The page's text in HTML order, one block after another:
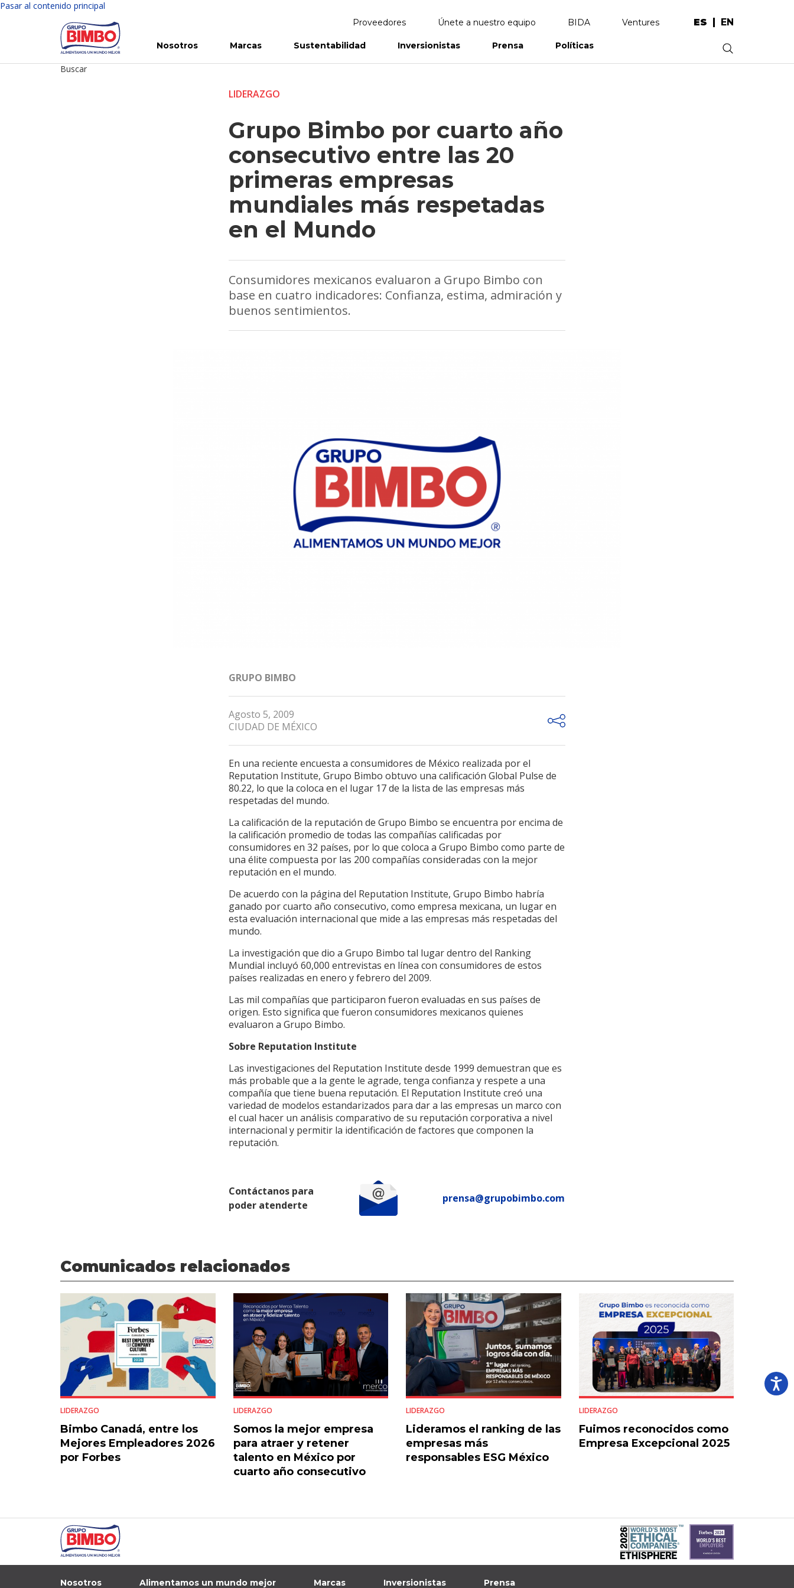
Pasar al contenido principal
Proveedores Únete a nuestro equipo BIDA Ventures ES EN
Nosotros Marcas Sustentabilidad Inversionistas Prensa Políticas
Buscar
.
LIDERAZGO
Grupo Bimbo por cuarto año
consecutivo entre las 20
primeras empresas
mundiales más respetadas
en el Mundo
Consumidores mexicanos evaluaron a Grupo Bimbo con
base en cuatro indicadores: Confianza, estima, admiración y
buenos sentimientos.
GRUPO BIMBO
Agosto 5, 2009
CIUDAD DE MÉXICO
En una reciente encuesta a consumidores de México realizada por el
Reputation Institute, Grupo Bimbo obtuvo una calificación Global Pulse de
80.22, lo que la coloca en el lugar 17 de la lista de las empresas más
respetadas del mundo.
La calificación de la reputación de Grupo Bimbo se encuentra por encima de
la calificación promedio de todas las compañías calificadas por
consumidores en 32 países, por lo que coloca a Grupo Bimbo como parte de
una élite compuesta por las 200 compañías consideradas con la mejor
reputación en el mundo.
De acuerdo con la página del Reputation Institute, Grupo Bimbo habría
ganado por cuarto año consecutivo, como empresa mexicana, un lugar en
esta evaluación internacional que mide a las empresas más respetadas del
mundo.
La investigación que dio a Grupo Bimbo tal lugar dentro del Ranking
Mundial incluyó 60,000 entrevistas en línea con consumidores de estos
países realizadas en enero y febrero del 2009.
Las mil compañías que participaron fueron evaluadas en sus países de
origen. Esto significa que fueron consumidores mexicanos quienes
evaluaron a Grupo Bimbo.
Sobre Reputation Institute
Las investigaciones del Reputation Institute desde 1999 demuestran que es
más probable que a la gente le agrade, tenga confianza y respete a una
compañía que tiene buena reputación. El Reputation Institute creó una
variedad de modelos estandarizados para dar a las empresas un marco con
el cual hacer un análisis comparativo de su reputación corporativa a nivel
internacional y permitir la identificación de factores que componen la
reputación.
Contáctanos para
poder atenderte
prensa@grupobimbo.com
Comunicados relacionados
LIDERAZGO
Bimbo Canadá, entre los
Mejores Empleadores 2026
por Forbes
LIDERAZGO
Somos la mejor empresa
para atraer y retener
talento en México por
cuarto año consecutivo
LIDERAZGO
Lideramos el ranking de las
empresas más
responsables ESG México
LIDERAZGO
Fuimos reconocidos como
Empresa Excepcional 2025
Nosotros Alimentamos un mundo mejor Marcas Inversionistas Prensa